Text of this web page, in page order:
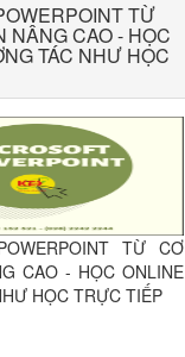
TỪ
NÂNG CAO - HỌC
TÁC NHƯ HỌC
TỪ CƠ
CAO - HỌC ONLINE
HỌC TRỰC TIẾP